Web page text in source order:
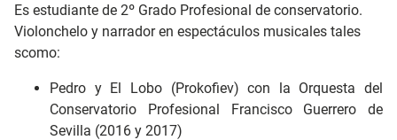
Es estudiante de 2º Grado Profesional de conservatorio.
Violonchelo y narrador en espectáculos musicales tales
scomo:
Pedro y El Lobo (Prokofiev) con la Orquesta del
Conservatorio Profesional Francisco Guerrero de
Sevilla (2016 y 2017)